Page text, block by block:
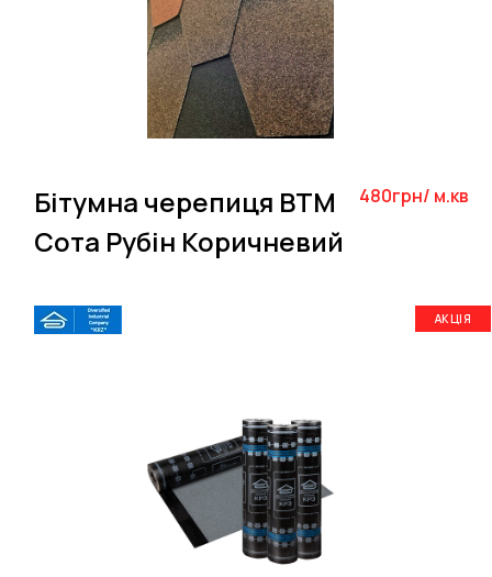
Бітумна черепиця BTM
Сота Рубін Коричневий
480грн/ м.кв
АКЦІЯ